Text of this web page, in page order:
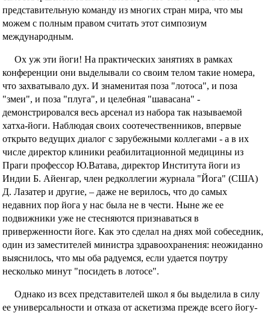
представительную команду из многих стран мира, что мы
можем с полным правом считать этот симпозиум
международным.
Ох уж эти йоги! На практических занятиях в рамках
конференции они выделывали со своим телом такие номера,
что захватывало дух. И знаменитая поза "лотоса", и поза
"змеи", и поза "плуга", и целебная "шавасана" -
демонстрировался весь арсенал из набора так называемой
хатха-йоги. Наблюдая своих соотечественников, впервые
открыто ведущих диалог с зарубежными коллегами - а в их
числе директор клиники реабилитационной медицины из
Праги профессор Ю.Ватава, директор Института йоги из
Индии Б. Айенгар, член редколлегии журнала "Йога" (США)
Д. Лазатер и другие, – даже не верилось, что до самых
недавних пор йога у нас была не в чести. Ныне же ее
подвижники уже не стесняются признаваться в
приверженности йоге. Как это сделал на днях мой собеседник,
один из заместителей министра здравоохранения: неожиданно
выяснилось, что мы оба радуемся, если удается поутру
несколько минут "посидеть в лотосе".
Однако из всех представителей школ я бы выделила в силу
ее универсальности и отказа от аскетизма прежде всего йогу-